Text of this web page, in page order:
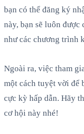
bạn có thể đăng ký
này, bạn sẽ luôn được
như các chương trình
Ngoài ra, việc tham
một cách tuyệt vời để
cực kỳ hấp dẫn. Hãy
cơ hội này nhé!